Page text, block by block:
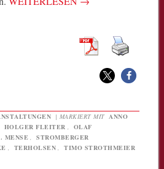
| MARKIERT MIT ANNO
HOLGER FLEITER ,
OLAF
MENSE ,
STROMBERGER
, TERHOLSEN ,
TIMO STROTHMEIER